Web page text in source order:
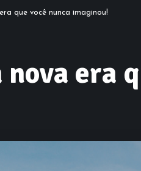
que você nunca imaginou!
era